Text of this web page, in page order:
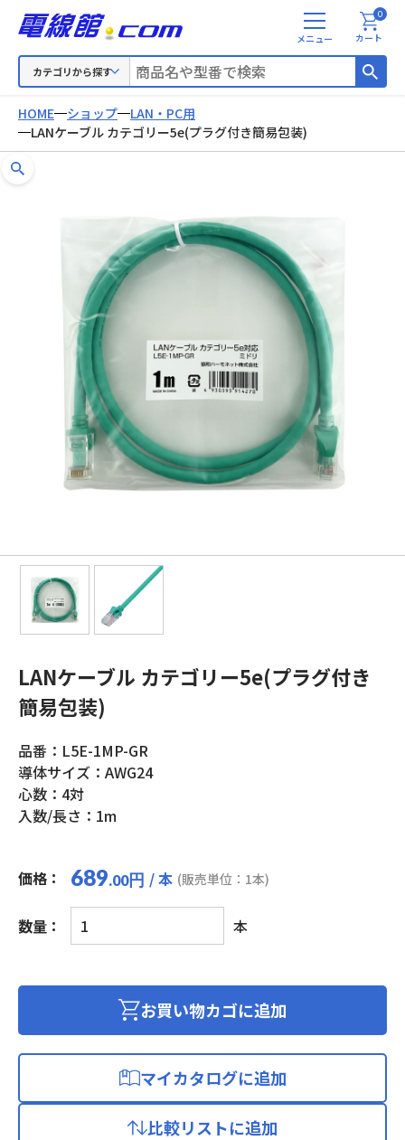
カテゴリから探す
メ
ニ
カート
0
HOME ショップ
LAN・PC用
LANケーブル カテゴリー5e(プラグ付き簡易包装)
LANケーブル カテゴリー5e(プラグ付き
簡易包装)
品番：L5E-1MP-GR
導体サイズ：AWG24
心数：4対
入数/長さ：1m
価格： 689.00円 / 本 (販売単位：1本)
数量：
LAN
ケ
ブ
ー
本
お買い物カゴに追加
マイカタログに追加
比較リストに追加